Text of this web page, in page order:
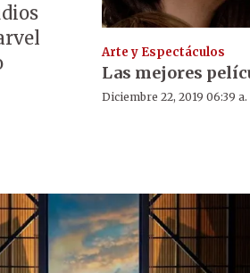
Arte y Espectáculos
Las mejores
Diciembre 22, 2019 06:39 a.